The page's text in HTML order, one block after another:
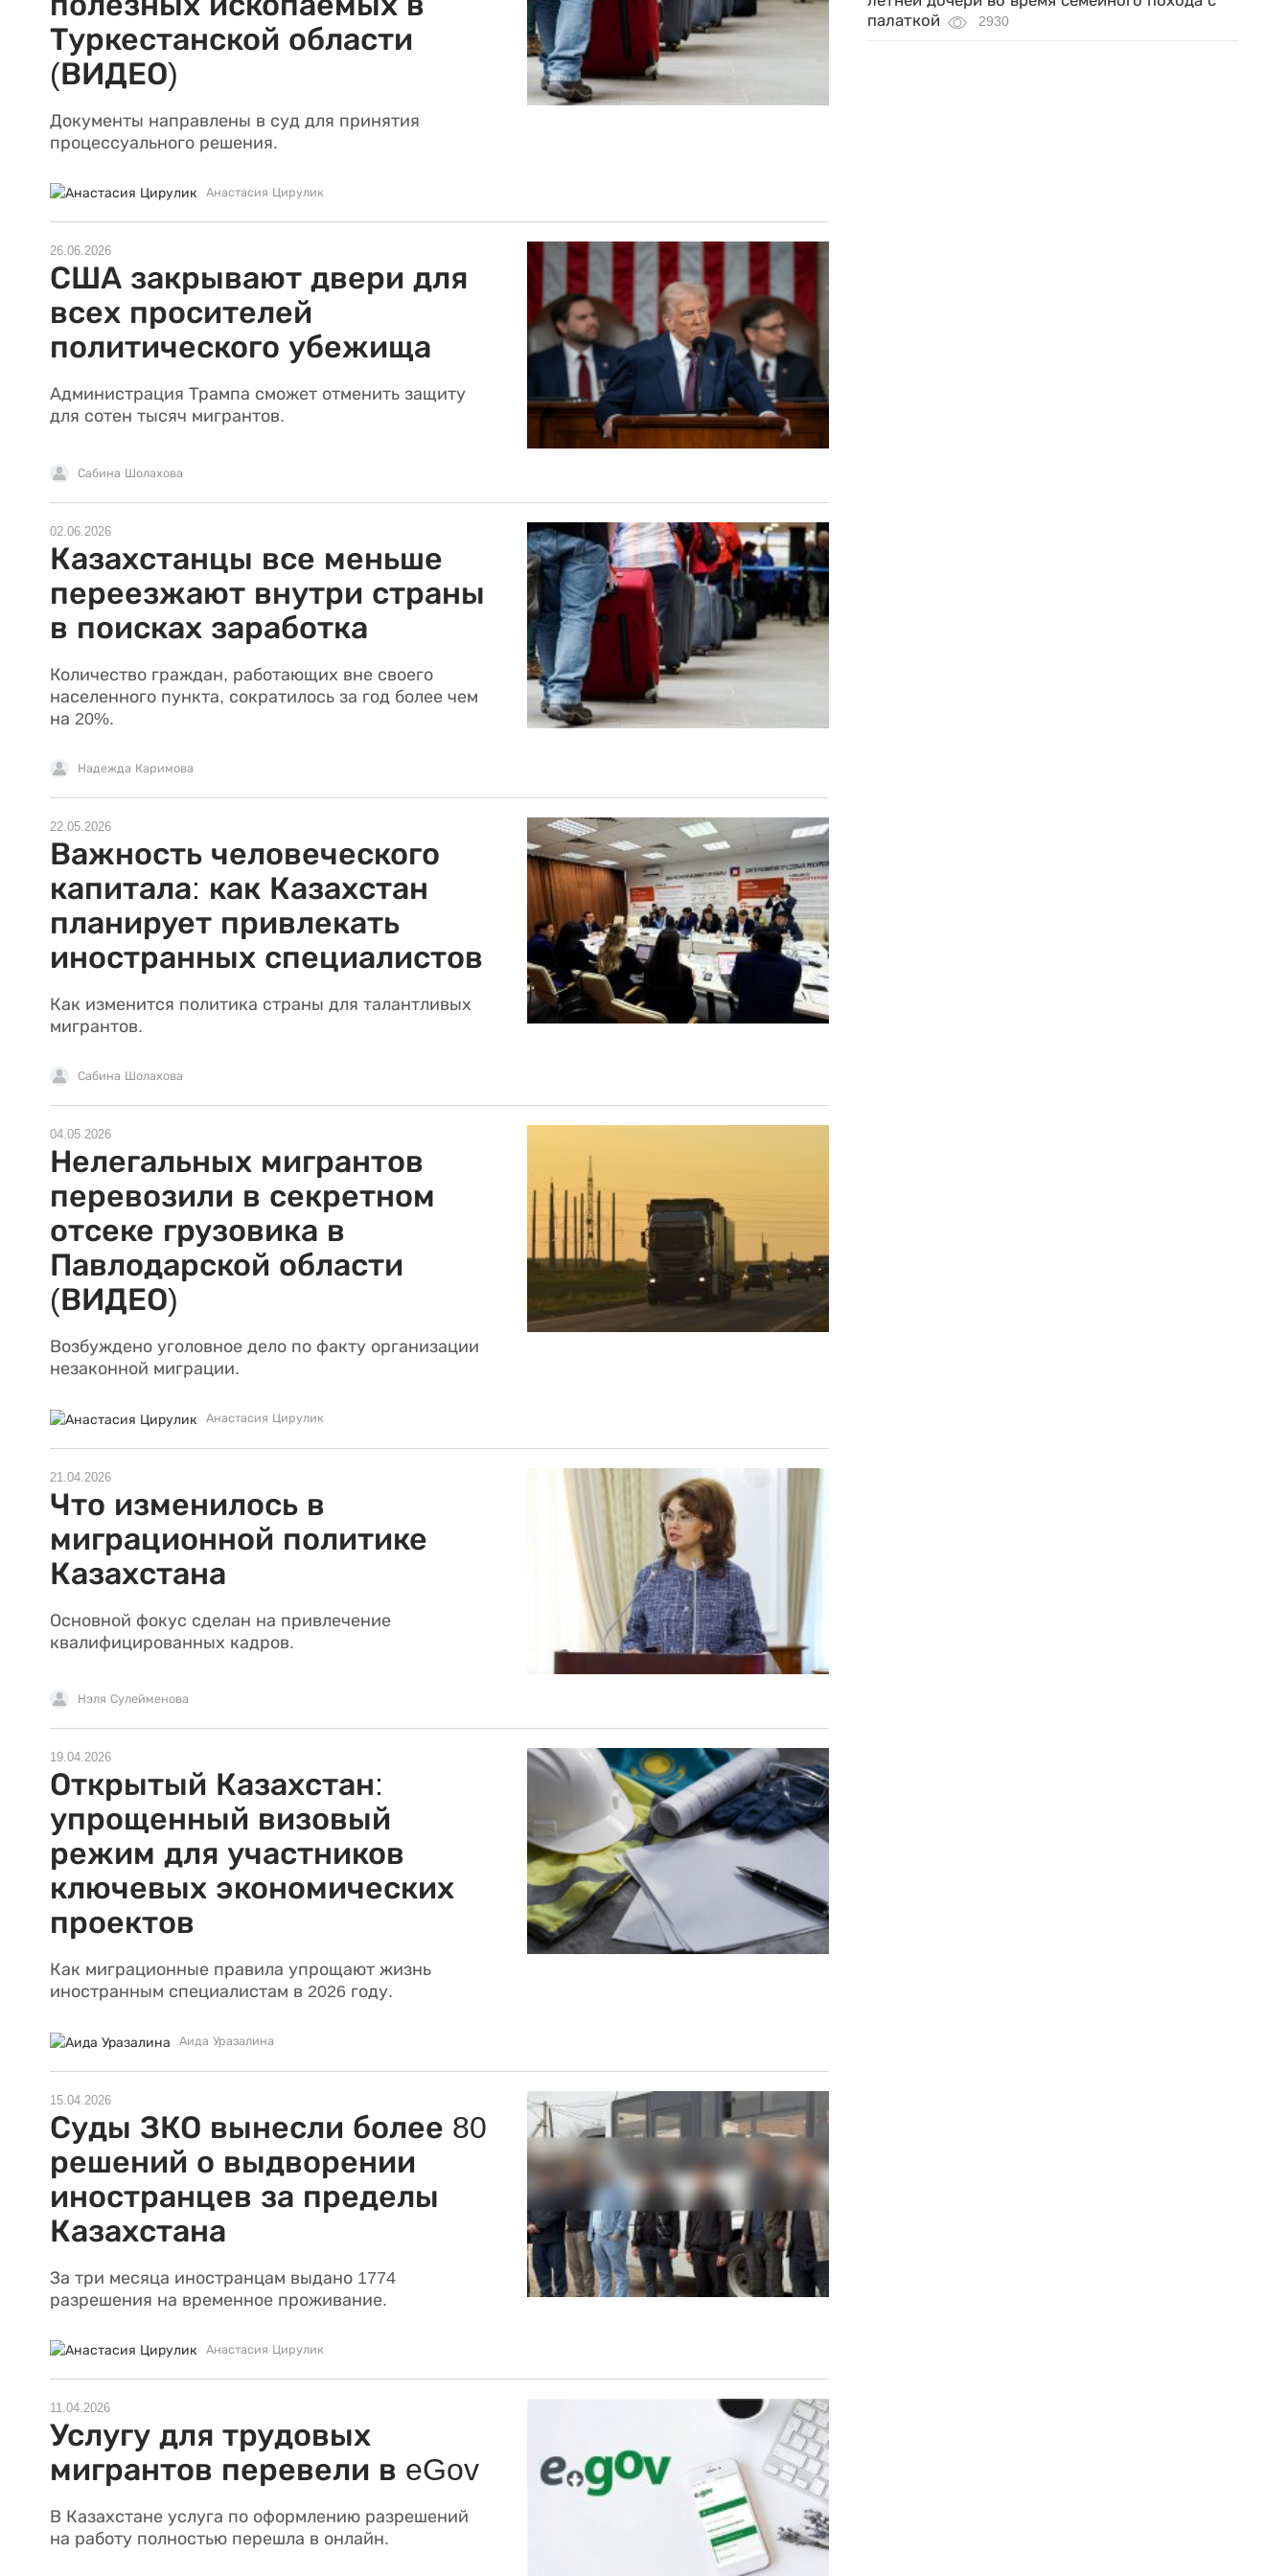
Туркестанской области
(ВИДЕО)
Документы направлены в суд для принятия
процессуального решения.
Анастасия Цирулик
26.06.2026
США закрывают двери для
всех просителей
политического убежища
Администрация Трампа сможет отменить защиту
для сотен тысяч мигрантов.
Сабина Шолахова
02.06.2026
Казахстанцы все меньше
переезжают внутри страны
в поисках заработка
Количество граждан, работающих вне своего
населенного пункта, сократилось за год более чем
на 20%.
Надежда Каримова
22.05.2026
Важность человеческого
капитала: как Казахстан
планирует привлекать
иностранных специалистов
Как изменится политика страны для талантливых
мигрантов.
Сабина Шолахова
04.05.2026
Нелегальных мигрантов
перевозили в секретном
отсеке грузовика в
Павлодарской области
(ВИДЕО)
Возбуждено уголовное дело по факту организации
незаконной миграции.
Анастасия Цирулик
21.04.2026
Что изменилось в
миграционной политике
Казахстана
Основной фокус сделан на привлечение
квалифицированных кадров.
Нэля Сулейменова
19.04.2026
Открытый Казахстан:
упрощенный визовый
режим для участников
ключевых экономических
проектов
Как миграционные правила упрощают жизнь
иностранным специалистам в 2026 году.
Аида Уразалина
15.04.2026
Суды ЗКО вынесли более 80
решений о выдворении
иностранцев за пределы
Казахстана
За три месяца иностранцам выдано 1774
разрешения на временное проживание.
Анастасия Цирулик
11.04.2026
Услугу для трудовых
мигрантов перевели в eGov
В Казахстане услуга по оформлению разрешений
на работу полностью перешла в онлайн.
палаткой
2930